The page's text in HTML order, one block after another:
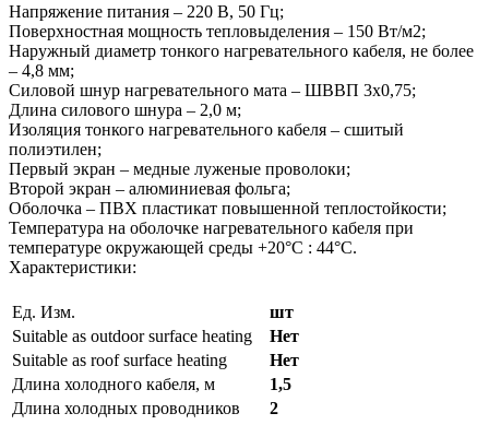
Напряжение питания – 220 В, 50 Гц;
Поверхностная мощность тепловыделения – 150 Вт/м2;
Наружный диаметр тонкого нагревательного кабеля, не более
– 4,8 мм;
Силовой шнур нагревательного мата – ШВВП 3х0,75;
Длина силового шнура – 2,0 м;
Изоляция тонкого нагревательного кабеля – сшитый
полиэтилен;
Первый экран – медные луженые проволоки;
Второй экран – алюминиевая фольга;
Оболочка – ПВХ пластикат повышенной теплостойкости;
Температура на оболочке нагревательного кабеля при
температуре окружающей среды +20°С : 44°С.
Характеристики:
Ед. Изм.
шт
Suitable as outdoor surface heating
Нет
Suitable as roof surface heating
Нет
Длина холодного кабеля, м
1,5
Длина холодных проводников
2